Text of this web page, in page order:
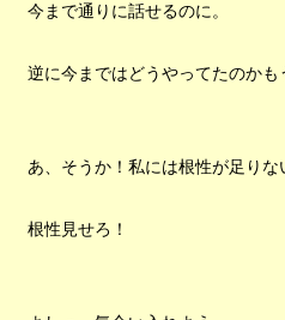
今まで通りに話せるのに。
逆に今まではどうやってたのかも
あ、そうか！私には根性が足りな
根性見せろ！